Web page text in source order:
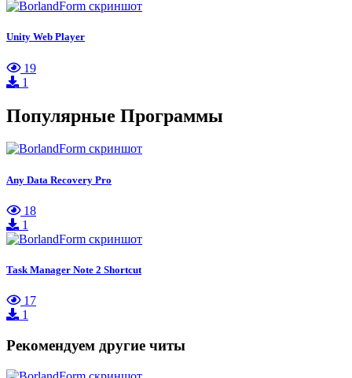
Unity Web Player
19
1
Популярные Программы
Any Data Recovery Pro
18
1
Task Manager Note 2 Shortcut
17
1
Рекомендуем другие читы